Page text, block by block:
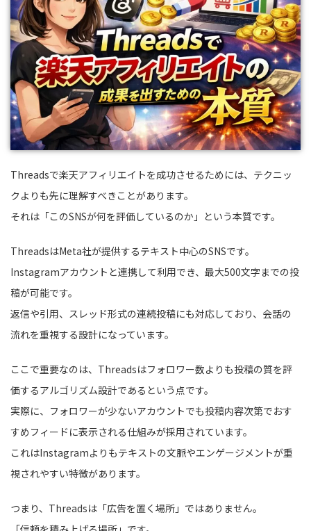
Threadsで楽天アフィリエイトを成功させるためには、テクニッ
クよりも先に理解すべきことがあります。
それは「このSNSが何を評価しているのか」という本質です。
ThreadsはMeta社が提供するテキスト中心のSNSです。
Instagramアカウントと連携して利用でき、最大500文字までの投
稿が可能です。
返信や引用、スレッド形式の連続投稿にも対応しており、会話の
流れを重視する設計になっています。
ここで重要なのは、Threadsはフォロワー数よりも投稿の質を評
価するアルゴリズム設計であるという点です。
実際に、フォロワーが少ないアカウントでも投稿内容次第でおす
すめフィードに表示される仕組みが採用されています。
これはInstagramよりもテキストの文脈やエンゲージメントが重
視されやすい特徴があります。
つまり、Threadsは「広告を置く場所」ではありません。